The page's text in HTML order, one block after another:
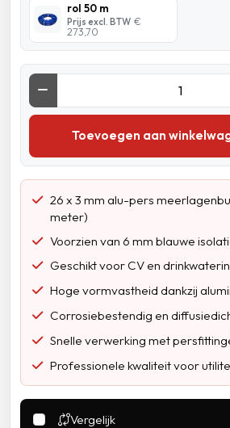
rol 50 m
Prijs excl. BTW €
273,70
Toevoegen aan
26 x 3 mm alu-pers
meter)
Voorzien van 6 mm blauwe
Geschikt voor CV en
Hoge vormvastheid dankzij
Corrosiebestendig en
Snelle verwerking met
Professionele kwaliteit voor
Vergelijk